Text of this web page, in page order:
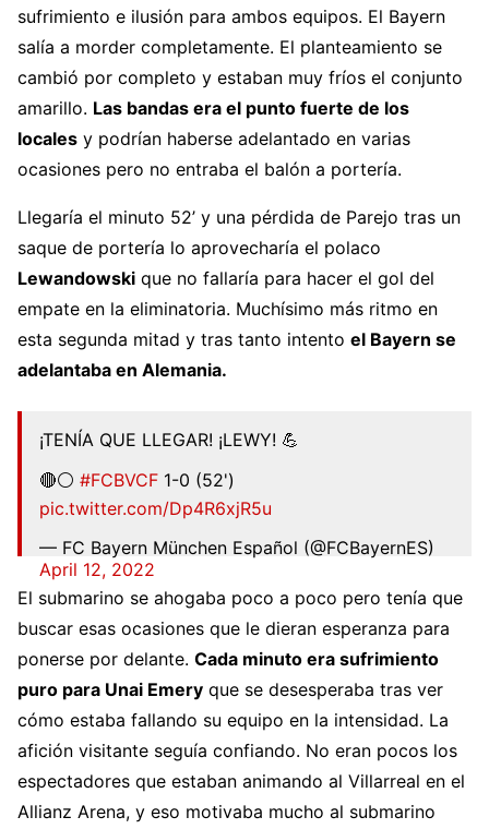
sufrimiento e ilusión para ambos equipos. El Bayern
salía a morder completamente. El planteamiento se
cambió por completo y estaban muy fríos el conjunto
amarillo. Las bandas era el punto fuerte de los
locales y podrían haberse adelantado en varias
ocasiones pero no entraba el balón a portería.
Llegaría el minuto 52’ y una pérdida de Parejo tras un
saque de portería lo aprovecharía el polaco
Lewandowski que no fallaría para hacer el gol del
empate en la eliminatoria. Muchísimo más ritmo en
esta segunda mitad y tras tanto intento el Bayern se
adelantaba en Alemania.
¡TENÍA QUE LLEGAR! ¡LEWY! 💪
🔴⚪️ #FCBVCF 1-0 (52')
pic.twitter.com/Dp4R6xjR5u
— FC Bayern München Español (@FCBayernES)
April 12, 2022
El submarino se ahogaba poco a poco pero tenía que
buscar esas ocasiones que le dieran esperanza para
ponerse por delante. Cada minuto era sufrimiento
puro para Unai Emery que se desesperaba tras ver
cómo estaba fallando su equipo en la intensidad. La
afición visitante seguía confiando. No eran pocos los
espectadores que estaban animando al Villarreal en el
Allianz Arena, y eso motivaba mucho al submarino